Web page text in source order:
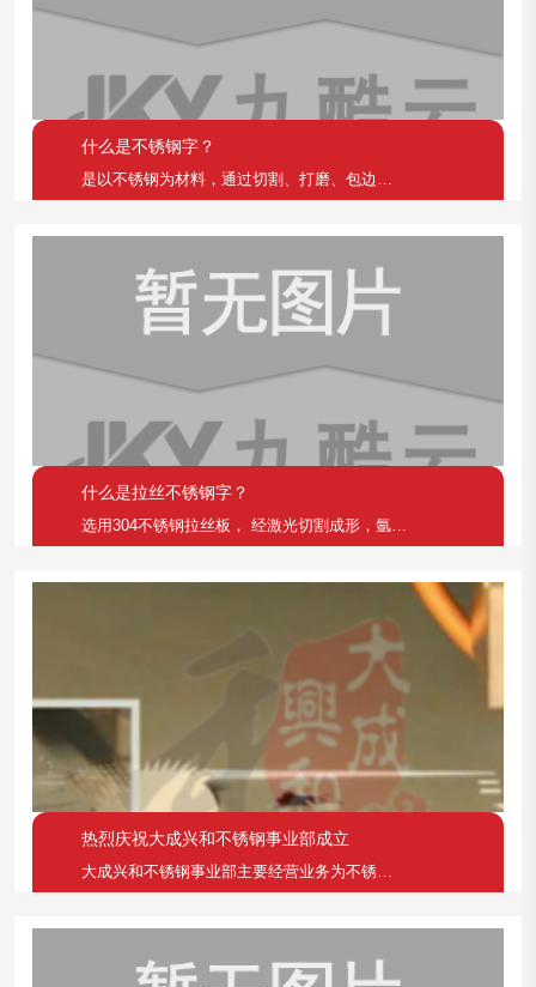
什么是不锈钢字？
是以不锈钢为材料，通过切割、打磨、包边、抛光等工艺
什么是拉丝不锈钢字？
选用304不锈钢拉丝板， 经激光切割成形，氩弧焊接
热烈庆祝大成兴和不锈钢事业部成立
大成兴和不锈钢事业部主要经营业务为不锈钢钢板切割，